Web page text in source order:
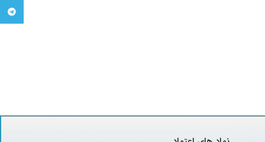
تلگرام